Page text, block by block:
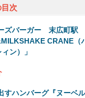
次
ズバーガー 末広町駅
CRANE（
ン）」
すハンバーグ『ヌーベ